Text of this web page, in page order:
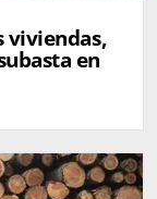
viviendas,
en